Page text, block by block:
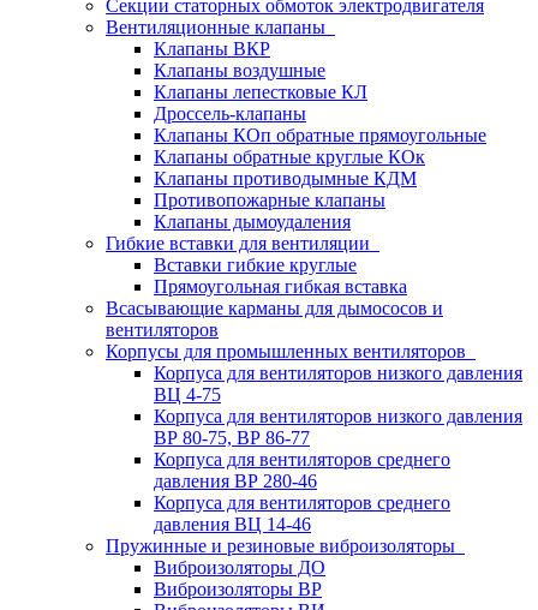
Секции статорных обмоток электродвигателя
Вентиляционные клапаны
Клапаны ВКР
Клапаны воздушные
Клапаны лепестковые КЛ
Дроссель-клапаны
Клапаны КОп обратные прямоугольные
Клапаны обратные круглые КОк
Клапаны противодымные КДМ
Противопожарные клапаны
Клапаны дымоудаления
Гибкие вставки для вентиляции
Вставки гибкие круглые
Прямоугольная гибкая вставка
Всасывающие карманы для дымососов и
вентиляторов
Корпусы для промышленных вентиляторов
Корпуса для вентиляторов низкого давления
ВЦ 4-75
Корпуса для вентиляторов низкого давления
ВР 80-75, ВР 86-77
Корпуса для вентиляторов среднего
давления ВР 280-46
Корпуса для вентиляторов среднего
давления ВЦ 14-46
Пружинные и резиновые виброизоляторы
Виброизоляторы ДО
Виброизоляторы ВР